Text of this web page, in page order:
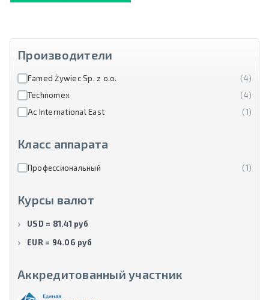
Производители
Famed Żywiec Sp. z o.o.
(4)
Technomex
(4)
Ac International East
(1)
Класс аппарата
Профессиональный (1)
Курсы валют
USD = 81.41 руб
EUR = 94.06 руб
Аккредитованный участник